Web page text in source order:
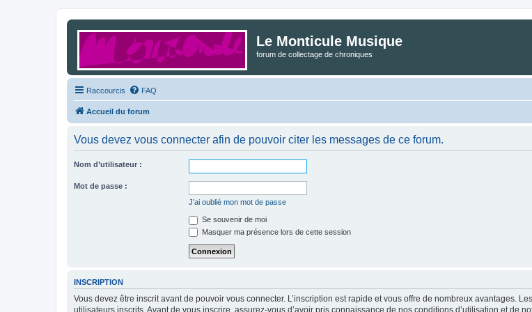
Le Monticule Musique
forum de collectage de chroniques
Raccourcis FAQ
Accueil du forum
Vous devez vous connecter afin de pouvoir citer les messages de ce forum.
Nom d’utilisateur :
Mot de passe :
J’ai oublié mon mot de passe
Se souvenir de moi
Masquer ma présence lors de cette session
INSCRIPTION
Vous devez être inscrit avant de pouvoir vous connecter. L’inscription est rapide et vous offre de nombreux avantages.
utilisateurs inscrits. Avant de vous inscrire, assurez-vous d’avoir pris connaissance de nos conditions d’utilisation et de